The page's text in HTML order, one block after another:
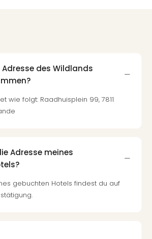
des Wildlands
wie folgt: Raadhuisplein 99, 7811
Adresse meines
gebuchten Hotels findest du auf